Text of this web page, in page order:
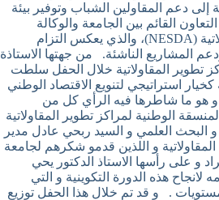
إلى دعم المقاولين الشباب وتوفير بيئة
القائم بين الجامعة والوكالة
الوطنية لدعم وتنمية المقاولاتية (NESDA)، والذي يعكس التزام
المشاريع الناشئة. من جهتها الاستاذة
تطوير المقاولاتية خلال الحفل سلطت
كخيار استراتيجي لتنويع الاقتصاد الوطني
و هو ما شاطرها فيه الرأي كل من
الوطنية لمراكز تطوير المقاولاتية
و البحث العلمي و السيد ربحي عادل مدير
المقاولاتية و اللذين قدمو شكرهم لجامعة
و على رأسها الاستاذ الدكتور يحي
هذه الدورة التكوينية و التي
. و قد تم خلال هذا الحفل توزيع